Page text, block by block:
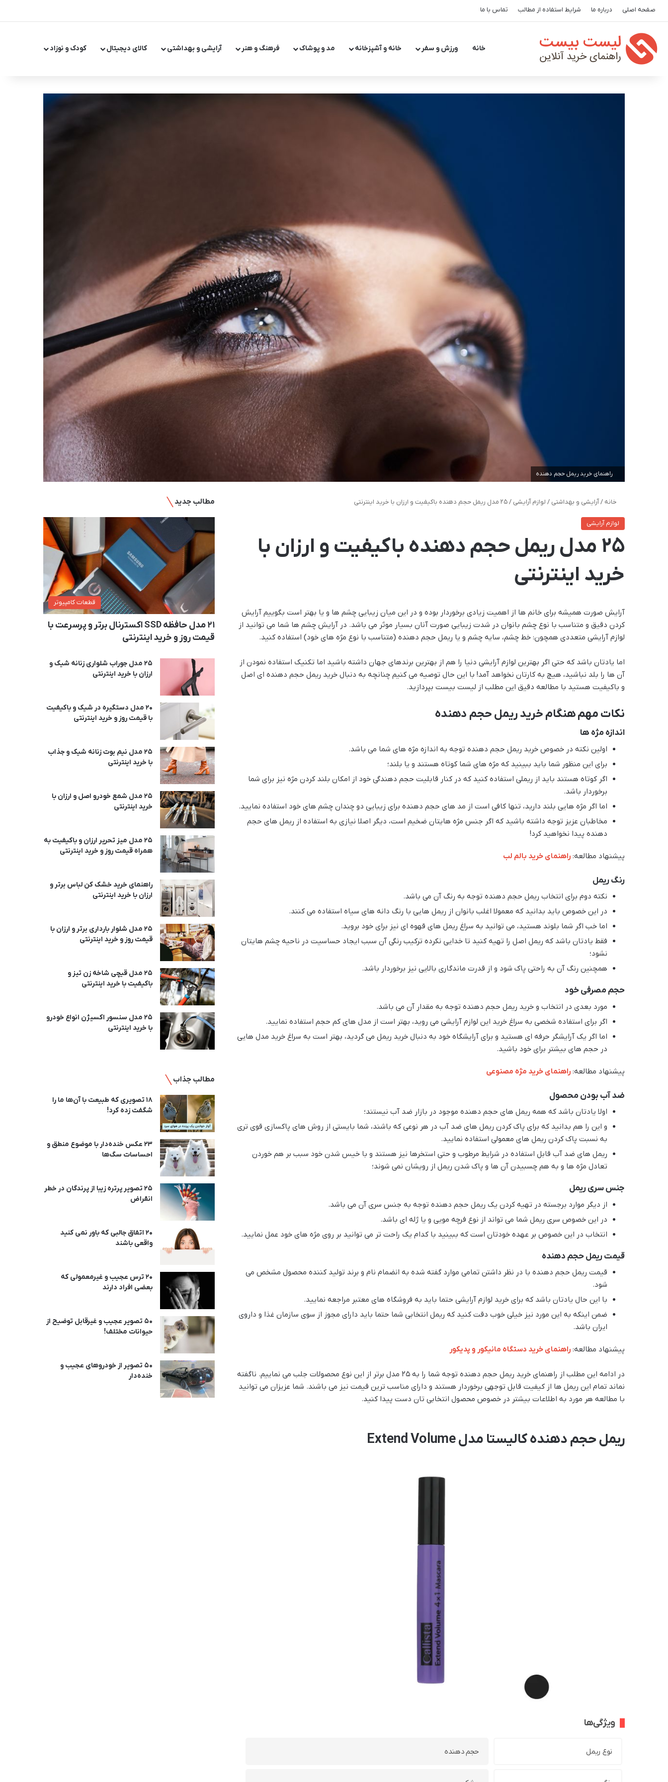
صفحه اصلی درباره ما شرایط استفاده از مطالب تماس با ما
خانه ورزش و سفر خانه و آشپزخانه مد و پوشاک فرهنگ و هنر آرایشی و بهداشتی کالای دیجیتال کودک و نوزاد
راهنمای خرید ریمل حجم دهنده
خانه /آرایشی و بهداشتی / لوازم آرایشی /25 مدل ریمل حجم دهنده باکیفیت و ارزان با خرید اینترنتی
لوازم آرایشی
25 مدل ریمل حجم دهنده باکیفیت و ارزان با
خرید اینترنتی
آرایش صورت همیشه برای خانم ها از اهمیت زیادی برخوردار بوده و در این میان زیبایی چشم ها و یا بهتر است بگوییم آرایش
کردن دقیق و متناسب با نوع چشم بانوان در شدت زیبایی صورت آنان بسیار موثر می باشد. در آرایش چشم ها شما می توانید از
لوازم آرایشی متعددی همچون: خط چشم، سایه چشم و یا ریمل حجم دهنده (متناسب با نوع مژه های خود) استفاده کنید.
اما یادتان باشد که حتی اگر بهترین لوازم آرایشی دنیا را هم از بهترین برندهای جهان داشته باشید اما تکنیک استفاده نمودن از
آن ها را بلد نباشید، هیچ به کارتان نخواهد آمد! با این حال توصیه می کنیم چنانچه به دنبال خرید ریمل حجم دهنده ای اصل
و باکیفیت هستید با مطالعه دقیق این مطلب از لیست بیست بپردازید.
نکات مهم هنگام خرید ریمل حجم دهنده
اندازه مژه ها
اولین نکته در خصوص خرید ریمل حجم دهنده توجه به اندازه مژه های شما می باشد.
برای این منظور شما باید ببینید که مژه های شما کوتاه هستند و یا بلند؛
اگر کوتاه هستند باید از ریملی استفاده کنید که در کنار قابلیت حجم دهندگی خود از امکان بلند کردن مژه نیز برای شما
برخوردار باشد.
اما اگر مژه هایی بلند دارید، تنها کافی است از مد های حجم دهنده برای زیبایی دو چندان چشم های خود استفاده نمایید.
مخاطبان عزیز توجه داشته باشید که اگر جنس مژه هایتان ضخیم است، دیگر اصلا نیازی به استفاده از ریمل های حجم
دهنده پیدا نخواهید کرد!
پیشنهاد مطالعه: راهنمای خرید بالم لب
رنگ ریمل
نکته دوم برای انتخاب ریمل حجم دهنده توجه به رنگ آن می باشد.
در این خصوص باید بدانید که معمولا اغلب بانوان از ریمل هایی با رنگ دانه های سیاه استفاده می کنند.
اما خب اگر شما بلوند هستید، می توانید به سراغ ریمل های قهوه ای نیز برای خود بروید.
فقط یادتان باشد که ریمل اصل را تهیه کنید تا خدایی نکرده ترکیب رنگی آن سبب ایجاد حساسیت در ناحیه چشم هایتان
نشود؛
همچنین رنگ آن به راحتی پاک شود و از قدرت ماندگاری بالایی نیز برخوردار باشد.
حجم مصرفی خود
مورد بعدی در انتخاب و خرید ریمل حجم دهنده توجه به مقدار آن می باشد.
اگر برای استفاده شخصی به سراغ خرید این لوازم آرایشی می روید، بهتر است از مدل های کم حجم استفاده نمایید.
اما اگر یک آرایشگر حرفه ای هستید و برای آرایشگاه خود به دنبال خرید ریمل می گردید، بهتر است به سراغ خرید مدل هایی
در حجم های بیشتر برای خود باشید.
پیشنهاد مطالعه: راهنمای خرید مژه مصنوعی
ضد آب بودن محصول
اولا یادتان باشد که همه ریمل های حجم دهنده موجود در بازار ضد آب نیستند؛
و این را هم بدانید که برای پاک کردن ریمل های ضد آب در هر نوعی که باشند، شما بایستی از روش های پاکسازی قوی تری
به نسبت پاک کردن ریمل های معمولی استفاده نمایید.
ریمل های ضد آب قابل استفاده در شرایط مرطوب و حتی استخرها نیز هستند و با خیس شدن خود سبب بر هم خوردن
تعادل مژه ها و به هم چسبیدن آن ها و پاک شدن ریمل از رویشان نمی شوند؛
جنس سری ریمل
از دیگر موارد برجسته در تهیه کردن یک ریمل حجم دهنده توجه به جنس سری آن می باشد.
در این خصوص سری ریمل شما می تواند از نوع فرچه مویی و یا ژله ای باشد.
انتخاب در این خصوص بر عهده خودتان است که ببینید با کدام یک راحت تر می توانید بر روی مژه های خود عمل نمایید.
قیمت ریمل حجم دهنده
قیمت ریمل حجم دهنده با در نظر داشتن تمامی موارد گفته شده به انضمام نام و برند تولید کننده محصول مشخص می
شود.
با این حال یادتان باشد که برای خرید لوازم آرایشی حتما باید به فروشگاه های معتبر مراجعه نمایید.
ضمن اینکه به این مورد نیز خیلی خوب دقت کنید که ریمل انتخابی شما حتما باید دارای مجوز از سوی سازمان غذا و داروی
ایران باشد.
پیشنهاد مطالعه: راهنمای خرید دستگاه مانیکور و پدیکور
در ادامه این مطلب از راهنمای خرید ریمل حجم دهنده توجه شما را به ۲۵ مدل برتر از این نوع محصولات جلب می نماییم. ناگفته
نماند تمام این ریمل ها از کیفیت قابل توجهی برخوردار هستند و دارای مناسب ترین قیمت نیز می باشند. شما عزیزان می توانید
با مطالعه هر مورد به اطلاعات بیشتر در خصوص محصول انتخابی تان دست پیدا کنید.
ریمل حجم دهنده کالیستا مدل Extend Volume
ویژگی‌ها
نوع ریمل حجم دهنده
مطالب جدید
قطعات کامپیوتر
21 مدل حافظه SSD اکسترنال برتر و پرسرعت با
قیمت روز و خرید اینترنتی
25 مدل جوراب شلواری زنانه شیک و
ارزان با خرید اینترنتی
20 مدل دستگیره در شیک و باکیفیت
با قیمت روز و خرید اینترنتی
25 مدل نیم بوت زنانه شیک و جذاب
با خرید اینترنتی
25 مدل شمع خودرو اصل و ارزان با
خرید اینترنتی
25 مدل میز تحریر ارزان و باکیفیت به
همراه قیمت روز و خرید اینترنتی
راهنمای خرید خشک کن لباس برتر و
ارزان با خرید اینترنتی
25 مدل شلوار بارداری برتر و ارزان با
قیمت روز و خرید اینترنتی
25 مدل قیچی شاخه زن تیز و
باکیفیت با خرید اینترنتی
25 مدل سنسور اکسیژن انواع خودرو
با خرید اینترنتی
مطالب جذاب
18 تصویری که طبیعت با آن‌ها ما را
شگفت زده کرد!
23 عکس خنده‌دار با موضوع منطق و
احساسات سگ‌ها
25 تصویر پرتره زیبا از پرندگان در خطر
انقراض
20 اتفاق جالبی که باور نمی کنید
واقعی باشند
20 ترس عجیب و غیرمعمولی که
بعضی افراد دارند
50 تصویر عجیب و غیرقابل توضیح از
حیوانات مختلف!
50 تصویر از خودروهای عجیب و
خنده‌دار